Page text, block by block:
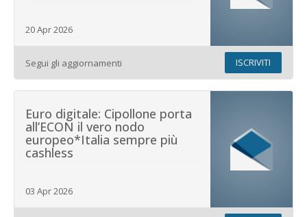
20 Apr 2026
Segui gli aggiornamenti ISCRIVITI
Euro digitale: Cipollone porta
all’ECON il vero nodo
europeo*Italia sempre più
cashless
03 Apr 2026